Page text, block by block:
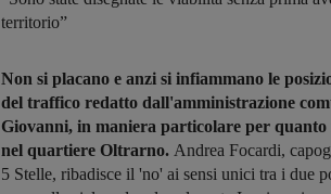
territorio”
Non si placano e anzi si infiammano le
del traffico redatto dall'amministrazione
Giovanni, in maniera particolare per
nel quartiere Oltrarno. Andrea Focardi,
5 Stelle, ribadisce il 'no' ai sensi unici tra i due